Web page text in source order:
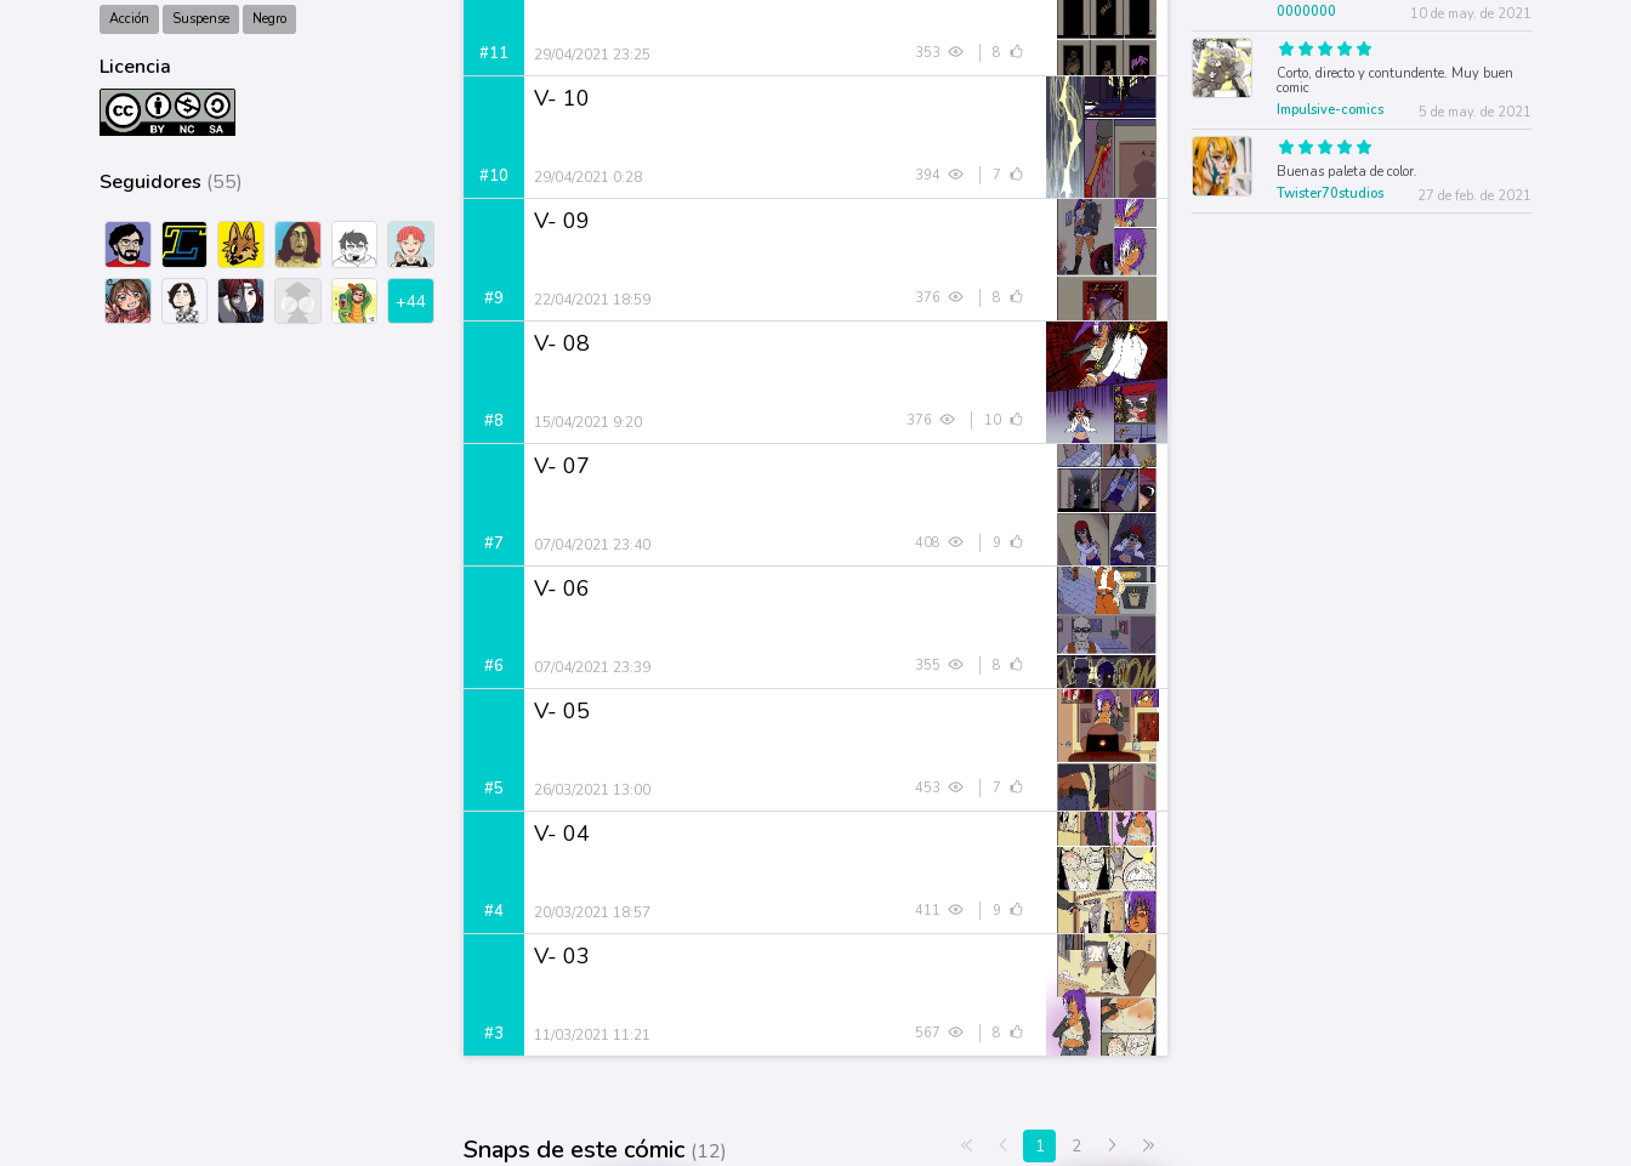
Acción Suspense Negro
Licencia
Seguidores (55)
+44
#11 29/04/2021 23:25 353 8
#10
V- 10
29/04/2021 0:28 394 7
#9
V- 09
22/04/2021 18:59 376 8
#8
V- 08
15/04/2021 9:20 376 10
#7
V- 07
07/04/2021 23:40 408 9
#6
V- 06
07/04/2021 23:39 355 8
#5
V- 05
26/03/2021 13:00 453 7
#4
V- 04
20/03/2021 18:57 411 9
#3
V- 03
11/03/2021 11:21 567 8
Snaps de este cómic (12) Primera página
Anterior
1 2 Siguiente
0000000
10 de may. de 2021
Corto, directo y contundente. Muy buen
comic
Impulsive-comics
5 de may. de 2021
Buenas paleta de color.
Twister70studios
27 de feb. de 2021